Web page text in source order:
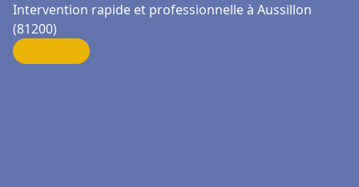
Intervention rapide et professionnelle à Aussillon
(81200)